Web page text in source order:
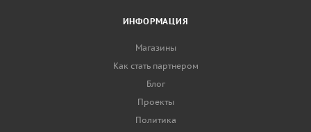
ИНФОРМАЦИЯ
Магазины
Как стать партнером
Блог
Проекты
Политика